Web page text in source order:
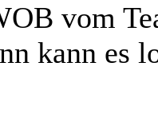
vom
kann es